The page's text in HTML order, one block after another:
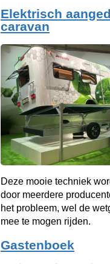
Elektrisch
caravan
Deze mooie techniek
door meerdere
het probleem, wel de
mee te mogen rijden.
Gastenboek